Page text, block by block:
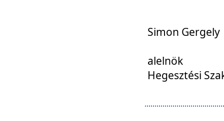
Simon Gergely
alelnök
Hegesztési